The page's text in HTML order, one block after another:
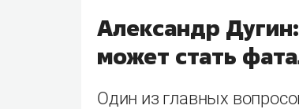
Александр
может стать
Один из главных